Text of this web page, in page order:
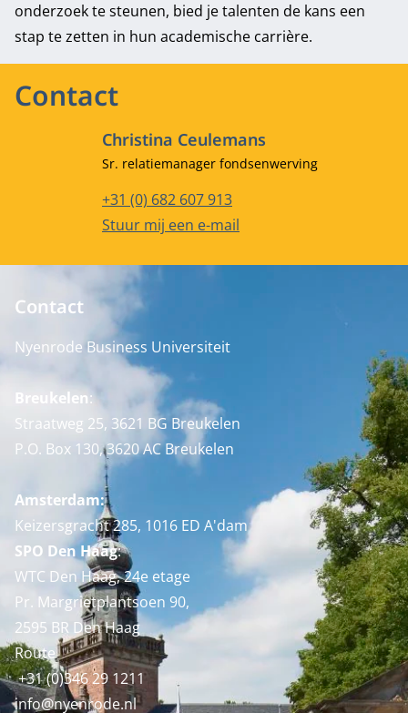
onderzoek te steunen, bied je talenten de kans een
stap te zetten in hun academische carrière.
Contact
Christina Ceulemans
Functietitel
Sr. relatiemanager fondsenwerving
Telefoonnummer
+31 (0) 682 607 913
E-mailadres
Stuur mij een e-mail
Contact
Nyenrode Business Universiteit
Breukelen:
Straatweg 25, 3621 BG Breukelen
P.O. Box 130, 3620 AC Breukelen
Amsterdam:
Keizersgracht 285, 1016 ED A'dam
SPO Den Haag:
WTC Den Haag, 24e etage
Pr. Margrietplantsoen 90,
2595 BR Den Haag
Route
+31 (0)346 29 1211
info@nyenrode.nl